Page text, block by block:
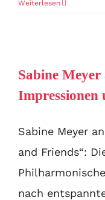
Weiterlesen
Sabine
Sabine Meyer
and Friends“:
nach